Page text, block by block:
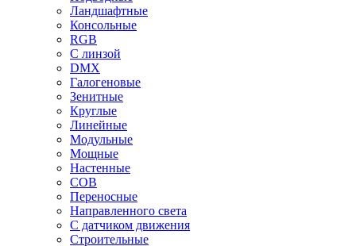
Ландшафтные
Консольные
RGB
С линзой
DMX
Галогеновые
Зенитные
Круглые
Линейные
Модульные
Мощные
Настенные
COB
Переносные
Направленного света
С датчиком движения
Строительные